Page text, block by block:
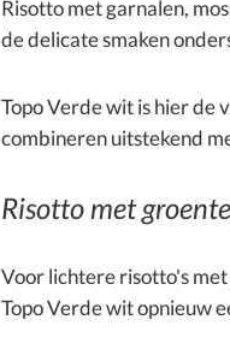
Risotto met garnalen,
de delicate smaken
Topo Verde wit is hier de
combineren uitstekend
Risotto met
Voor lichtere risotto's
Topo Verde wit opnieuw